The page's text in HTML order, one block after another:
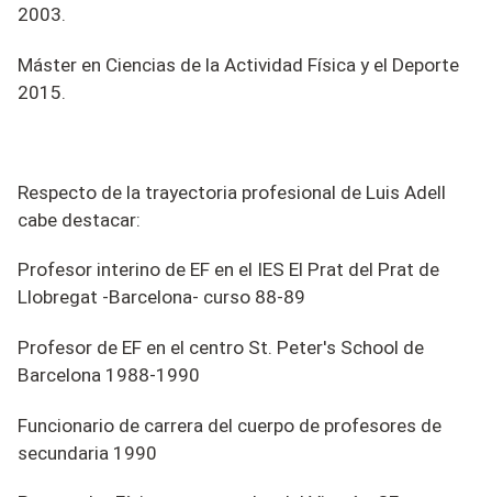
2003.
Máster en Ciencias de la Actividad Física y el Deporte
2015.
Respecto de la trayectoria profesional de Luis Adell
cabe destacar:
Profesor interino de EF en el IES El Prat del Prat de
Llobregat -Barcelona- curso 88-89
Profesor de EF en el centro St. Peter's School de
Barcelona 1988-1990
Funcionario de carrera del cuerpo de profesores de
secundaria 1990